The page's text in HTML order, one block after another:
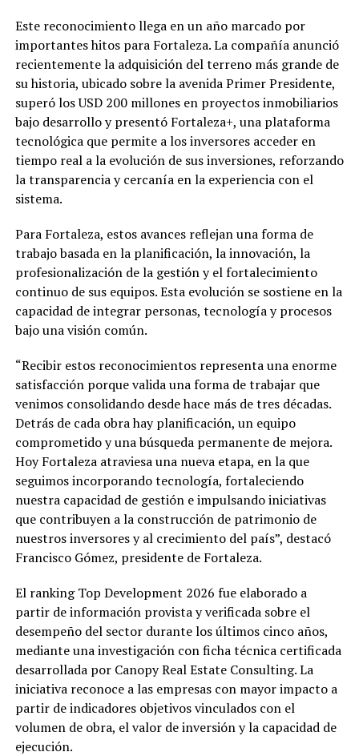
Este reconocimiento llega en un año marcado por
importantes hitos para Fortaleza. La compañía anunció
recientemente la adquisición del terreno más grande de
su historia, ubicado sobre la avenida Primer Presidente,
superó los USD 200 millones en proyectos inmobiliarios
bajo desarrollo y presentó Fortaleza+, una plataforma
tecnológica que permite a los inversores acceder en
tiempo real a la evolución de sus inversiones, reforzando
la transparencia y cercanía en la experiencia con el
sistema.
Para Fortaleza, estos avances reflejan una forma de
trabajo basada en la planificación, la innovación, la
profesionalización de la gestión y el fortalecimiento
continuo de sus equipos. Esta evolución se sostiene en la
capacidad de integrar personas, tecnología y procesos
bajo una visión común.
“Recibir estos reconocimientos representa una enorme
satisfacción porque valida una forma de trabajar que
venimos consolidando desde hace más de tres décadas.
Detrás de cada obra hay planificación, un equipo
comprometido y una búsqueda permanente de mejora.
Hoy Fortaleza atraviesa una nueva etapa, en la que
seguimos incorporando tecnología, fortaleciendo
nuestra capacidad de gestión e impulsando iniciativas
que contribuyen a la construcción de patrimonio de
nuestros inversores y al crecimiento del país”, destacó
Francisco Gómez, presidente de Fortaleza.
El ranking Top Development 2026 fue elaborado a
partir de información provista y verificada sobre el
desempeño del sector durante los últimos cinco años,
mediante una investigación con ficha técnica certificada
desarrollada por Canopy Real Estate Consulting. La
iniciativa reconoce a las empresas con mayor impacto a
partir de indicadores objetivos vinculados con el
volumen de obra, el valor de inversión y la capacidad de
ejecución.